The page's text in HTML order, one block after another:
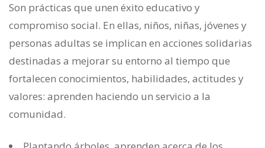
Son prácticas que unen éxito educativo y
compromiso social. En ellas, niños, niñas, jóvenes y
personas adultas se implican en acciones solidarias
destinadas a mejorar su entorno al tiempo que
fortalecen conocimientos, habilidades, actitudes y
valores: aprenden haciendo un servicio a la
comunidad.